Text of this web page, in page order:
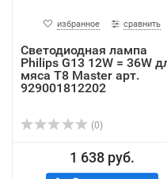
избранное сравнить
Светодиодная лампа
Philips G13 12W = 36W
мяса T8 Master арт.
929001812202
(0)
1 638 руб.